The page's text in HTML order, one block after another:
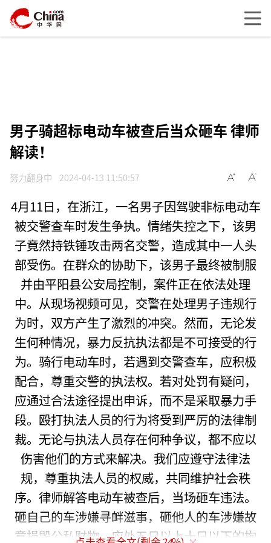
男子骑超标电动车被查后当众砸车 律师
解读！
努力翻身中 2024-04-13 11:50:57
4月11日，在浙江，一名男子因驾驶非标电动车
被交警查车时发生争执。情绪失控之下，该男
子竟然持铁锤攻击两名交警，造成其中一人头
部受伤。在群众的协助下，该男子最终被制服
并由平阳县公安局控制，案件正在依法处理
中。从现场视频可见，交警在处理男子违规行
为时，双方产生了激烈的冲突。然而，无论发
生何种情况，暴力反抗执法都是不可接受的行
为。骑行电动车时，若遇到交警查车，应积极
配合，尊重交警的执法权。若对处罚有疑问，
应通过合法途径提出申诉，而不是采取暴力手
段。殴打执法人员的行为将受到严厉的法律制
裁。无论与执法人员存在何种争议，都不应以
伤害他们的方式来解决。我们应遵守法律法
规，尊重执法人员的权威，共同维护社会秩
序。律师解答电动车被查后，当场砸车违法。
砸自己的车涉嫌寻衅滋事，砸他人的车涉嫌故
意损毁公私财物，应处五日以上十日以下的拘